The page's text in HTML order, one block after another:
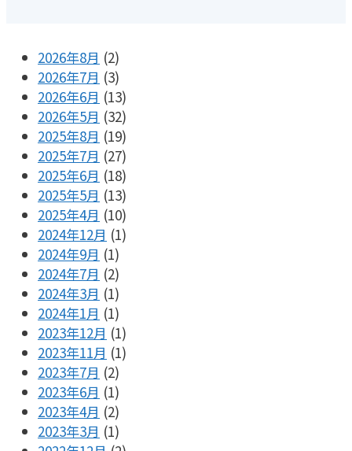
2026年8月 (2)
2026年7月 (3)
2026年6月 (13)
2026年5月 (32)
2025年8月 (19)
2025年7月 (27)
2025年6月 (18)
2025年5月 (13)
2025年4月 (10)
2024年12月 (1)
2024年9月 (1)
2024年7月 (2)
2024年3月 (1)
2024年1月 (1)
2023年12月 (1)
2023年11月 (1)
2023年7月 (2)
2023年6月 (1)
2023年4月 (2)
2023年3月 (1)